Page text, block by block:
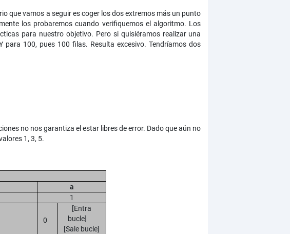
que vamos a seguir es coger los dos extremos más un punto
los probaremos cuando verifiquemos el algoritmo. Los
para nuestro objetivo. Pero si quisiéramos realizar una
100, pues 100 filas. Resulta excesivo. Tendríamos dos
no nos garantiza el estar libres de error. Dado que aún no
1, 3, 5.
a
1
0
[Entra
bucle]
[Sale bucle]